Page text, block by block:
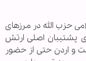
حزب الله در مرزهای
پشتیبان اصلی ارتش
و اردن حتی از حضور